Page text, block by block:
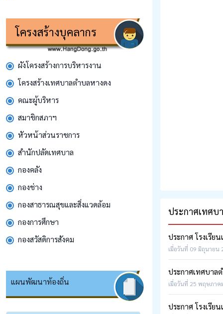
โครงสร้างบุคลากร
ผังโครงสร้างการบริหารงาน
โครงสร้างเทศบาลตำบลหางดง
คณะผู้บริหาร
สมาชิกสภาฯ
หัวหน้าส่วนราชการ
สํานักปลัดเทศบาล
กองคลัง
กองช่าง
กองสาธารณสุขและสิ่งแวดล้อม
กองการศึกษา
กองสวัสดิการสังคม
แผนพัฒนาท้องถิ่น
ประกาศเทศบ
ประกาศ โรงเรี
เมื่อวันที่ 09 มิถุนายน
ประกาศเทศบา
เมื่อวันที่ 25 พฤษภาค
ประกาศ โรงเรีย